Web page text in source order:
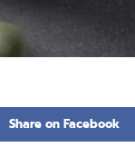
Share on Facebook